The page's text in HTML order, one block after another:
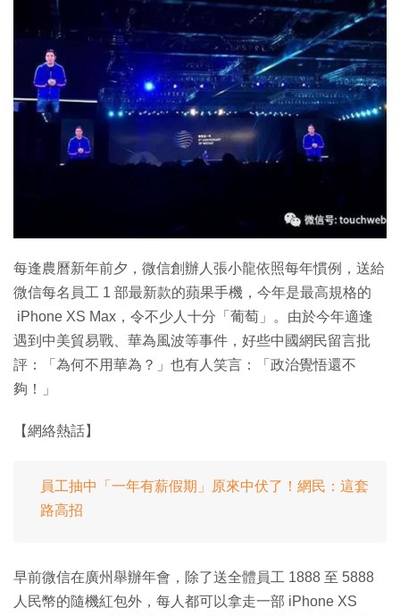
每逢農曆新年前夕，微信創辦人張小龍依照每年慣例，送給
微信每名員工 1 部最新款的蘋果手機，今年是最高規格的
iPhone XS Max，令不少人十分「葡萄」。由於今年適逢
遇到中美貿易戰、華為風波等事件，好些中國網民留言批
評：「為何不用華為？」也有人笑言：「政治覺悟還不
夠！」
【網絡熱話】
員工抽中「一年有薪假期」原來中伏了！網民：這套
路高招
早前微信在廣州舉辦年會，除了送全體員工 1888 至 5888
人民幣的隨機紅包外，每人都可以拿走一部 iPhone XS